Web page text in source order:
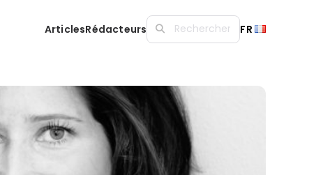
ArticlesRédacteurs FR